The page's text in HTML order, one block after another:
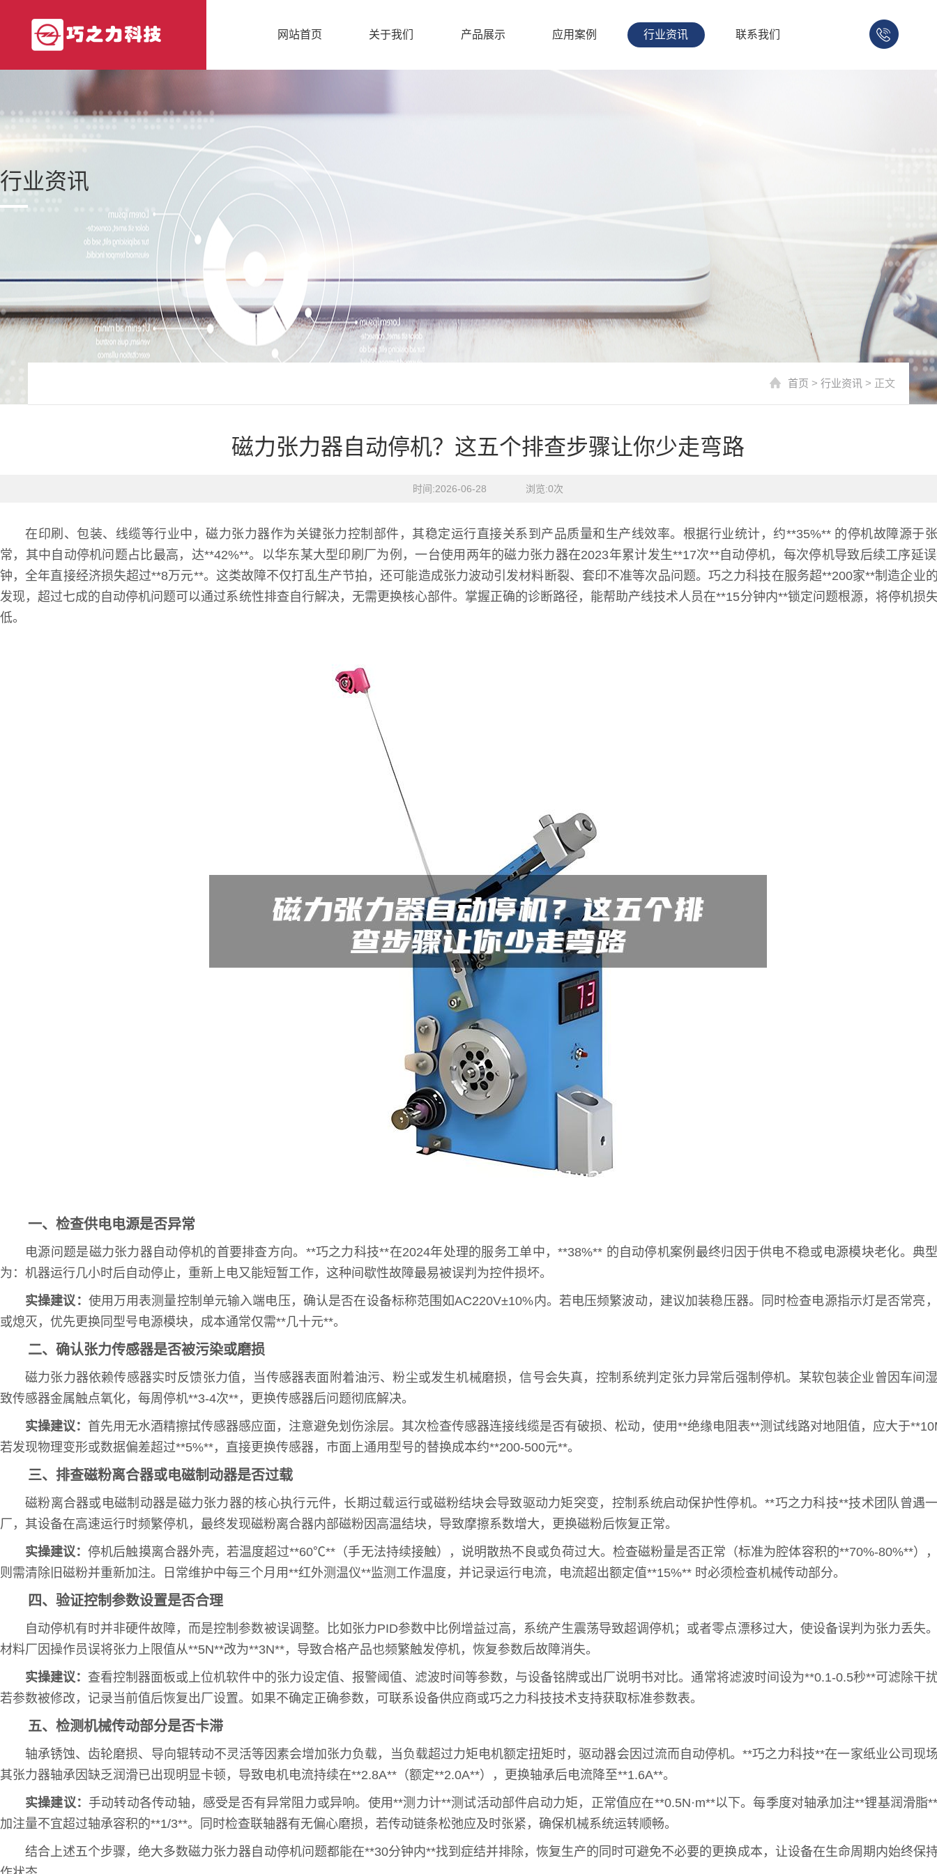
网站首页 关于我们 产品展示 应用案例 行业资讯 联系我们
行业资讯
首页 > 行业资讯 > 正文
磁力张力器自动停机？这五个排查步骤让你少走弯路
时间:2026-06-28    浏览:0次
在印刷、包装、线缆等行业中，磁力张力器作为关键张力控制部件，其稳定运行直接关系到产品质量和生产线效率。根据行业统计，约**35%** 的停机故障源于
常，其中自动停机问题占比最高，达**42%**。以华东某大型印刷厂为例，一台使用两年的磁力张力器在2023年累计发生**17次**自动停机，每次停机导致后续工序延
钟，全年直接经济损失超过**8万元**。这类故障不仅打乱生产节拍，还可能造成张力波动引发材料断裂、套印不准等次品问题。巧之力科技在服务超**200家**制造企业
发现，超过七成的自动停机问题可以通过系统性排查自行解决，无需更换核心部件。掌握正确的诊断路径，能帮助产线技术人员在**15分钟内**锁定问题根源，将停机损
低。
一、检查供电电源是否异常
电源问题是磁力张力器自动停机的首要排查方向。**巧之力科技**在2024年处理的服务工单中，**38%** 的自动停机案例最终归因于供电不稳或电源模块老化。典
为：机器运行几小时后自动停止，重新上电又能短暂工作，这种间歇性故障最易被误判为控件损坏。
实操建议： 使用万用表测量控制单元输入端电压，确认是否在设备标称范围如AC220V±10%内。若电压频繁波动，建议加装稳压器。同时检查电源指示灯是否常亮
或熄灭，优先更换同型号电源模块，成本通常仅需**几十元**。
二、确认张力传感器是否被污染或磨损
磁力张力器依赖传感器实时反馈张力值，当传感器表面附着油污、粉尘或发生机械磨损，信号会失真，控制系统判定张力异常后强制停机。某软包装企业曾因车间
致传感器金属触点氧化，每周停机**3-4次**，更换传感器后问题彻底解决。
实操建议： 首先用无水酒精擦拭传感器感应面，注意避免划伤涂层。其次检查传感器连接线缆是否有破损、松动，使用**绝缘电阻表**测试线路对地阻值，应大于
若发现物理变形或数据偏差超过**5%**，直接更换传感器，市面上通用型号的替换成本约**200-500元**。
三、排查磁粉离合器或电磁制动器是否过载
磁粉离合器或电磁制动器是磁力张力器的核心执行元件，长期过载运行或磁粉结块会导致驱动力矩突变，控制系统启动保护性停机。**巧之力科技**技术团队曾遇
厂，其设备在高速运行时频繁停机，最终发现磁粉离合器内部磁粉因高温结块，导致摩擦系数增大，更换磁粉后恢复正常。
实操建议：停机后触摸离合器外壳，若温度超过**60℃**（手无法持续接触），说明散热不良或负荷过大。检查磁粉量是否正常（标准为腔体容积的**70%-80%**）
则需清除旧磁粉并重新加注。日常维护中每三个月用**红外测温仪**监测工作温度，并记录运行电流，电流超出额定值**15%** 时必须检查机械传动部分。
四、验证控制参数设置是否合理
自动停机有时并非硬件故障，而是控制参数被误调整。比如张力PID参数中比例增益过高，系统产生震荡导致超调停机；或者零点漂移过大，使设备误判为张力丢失
材料厂因操作员误将张力上限值从**5N**改为**3N**，导致合格产品也频繁触发停机，恢复参数后故障消失。
实操建议： 查看控制器面板或上位机软件中的张力设定值、报警阈值、滤波时间等参数，与设备铭牌或出厂说明书对比。通常将滤波时间设为**0.1-0.5秒**可滤除干
若参数被修改，记录当前值后恢复出厂设置。如果不确定正确参数，可联系设备供应商或巧之力科技技术支持获取标准参数表。
五、检测机械传动部分是否卡滞
轴承锈蚀、齿轮磨损、导向辊转动不灵活等因素会增加张力负载，当负载超过力矩电机额定扭矩时，驱动器会因过流而自动停机。**巧之力科技**在一家纸业公司现
其张力器轴承因缺乏润滑已出现明显卡顿，导致电机电流持续在**2.8A**（额定**2.0A**），更换轴承后电流降至**1.6A**。
实操建议： 手动转动各传动轴，感受是否有异常阻力或异响。使用**测力计**测试活动部件启动力矩，正常值应在**0.5N·m**以下。每季度对轴承加注**锂基润滑脂
加注量不宜超过轴承容积的**1/3**。同时检查联轴器有无偏心磨损，若传动链条松弛应及时张紧，确保机械系统运转顺畅。
结合上述五个步骤，绝大多数磁力张力器自动停机问题都能在**30分钟内**找到症结并排除，恢复生产的同时可避免不必要的更换成本，让设备在生命周期内始终保